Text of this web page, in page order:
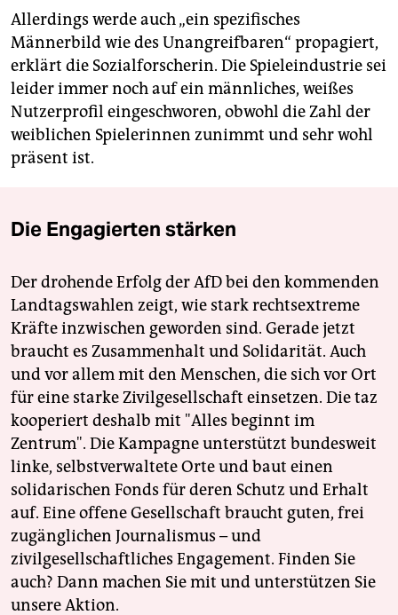
Allerdings werde auch „ein spezifisches
Männerbild wie des Unangreifbaren“ propagiert,
erklärt die Sozialforscherin. Die Spieleindustrie sei
leider immer noch auf ein männliches, weißes
Nutzerprofil eingeschworen, obwohl die Zahl der
weiblichen Spielerinnen zunimmt und sehr wohl
präsent ist.
Die Engagierten stärken
Der drohende Erfolg der AfD bei den kommenden
Landtagswahlen zeigt, wie stark rechtsextreme
Kräfte inzwischen geworden sind. Gerade jetzt
braucht es Zusammenhalt und Solidarität. Auch
und vor allem mit den Menschen, die sich vor Ort
für eine starke Zivilgesellschaft einsetzen. Die taz
kooperiert deshalb mit "Alles beginnt im
Zentrum". Die Kampagne unterstützt bundesweit
linke, selbstverwaltete Orte und baut einen
solidarischen Fonds für deren Schutz und Erhalt
auf. Eine offene Gesellschaft braucht guten, frei
zugänglichen Journalismus – und
zivilgesellschaftliches Engagement. Finden Sie
auch? Dann machen Sie mit und unterstützen Sie
unsere Aktion.